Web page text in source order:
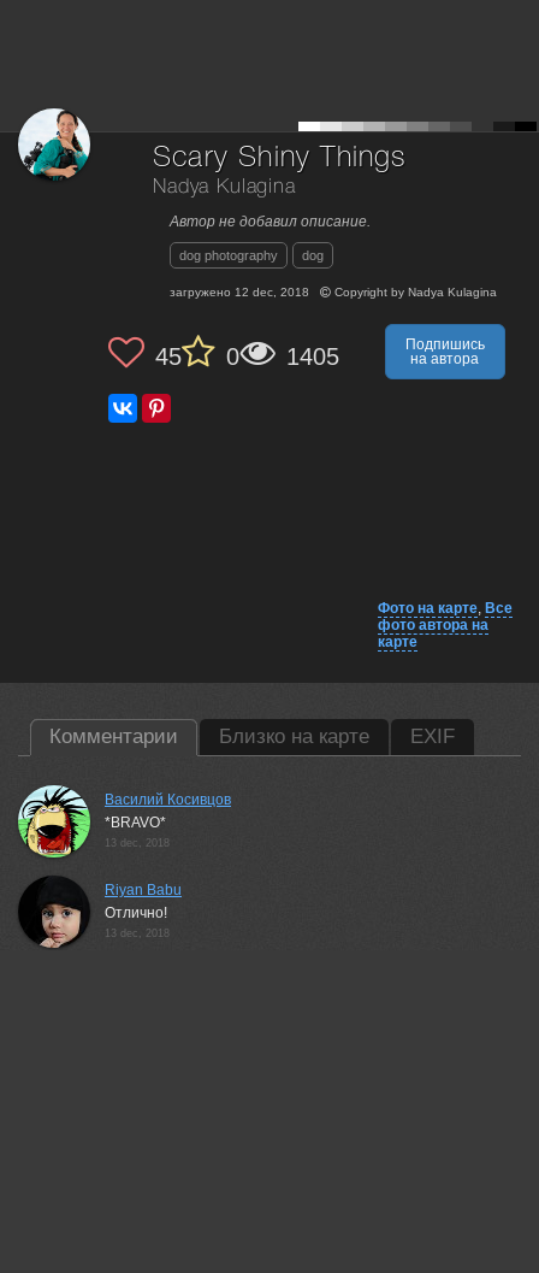
Scary Shiny Things
Nadya Kulagina
Автор не добавил описание.
dog photography dog
загружено 12 dec, 2018 Copyright by Nadya Kulagina
45 0 1405
Подпишись
на автора
Фото на карте, Все
фото автора на
карте
Комментарии Близко на карте EXIF
Василий Косивцов
*BRAVO*
13 dec, 2018
Riyan Babu
Отлично!
13 dec, 2018